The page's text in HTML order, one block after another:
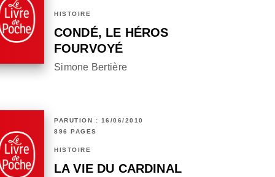
HISTOIRE
CONDÉ, LE HÉROS
FOURVOYÉ
Simone Bertière
PARUTION : 16/06/2010
896 PAGES
HISTOIRE
LA VIE DU CARDINAL